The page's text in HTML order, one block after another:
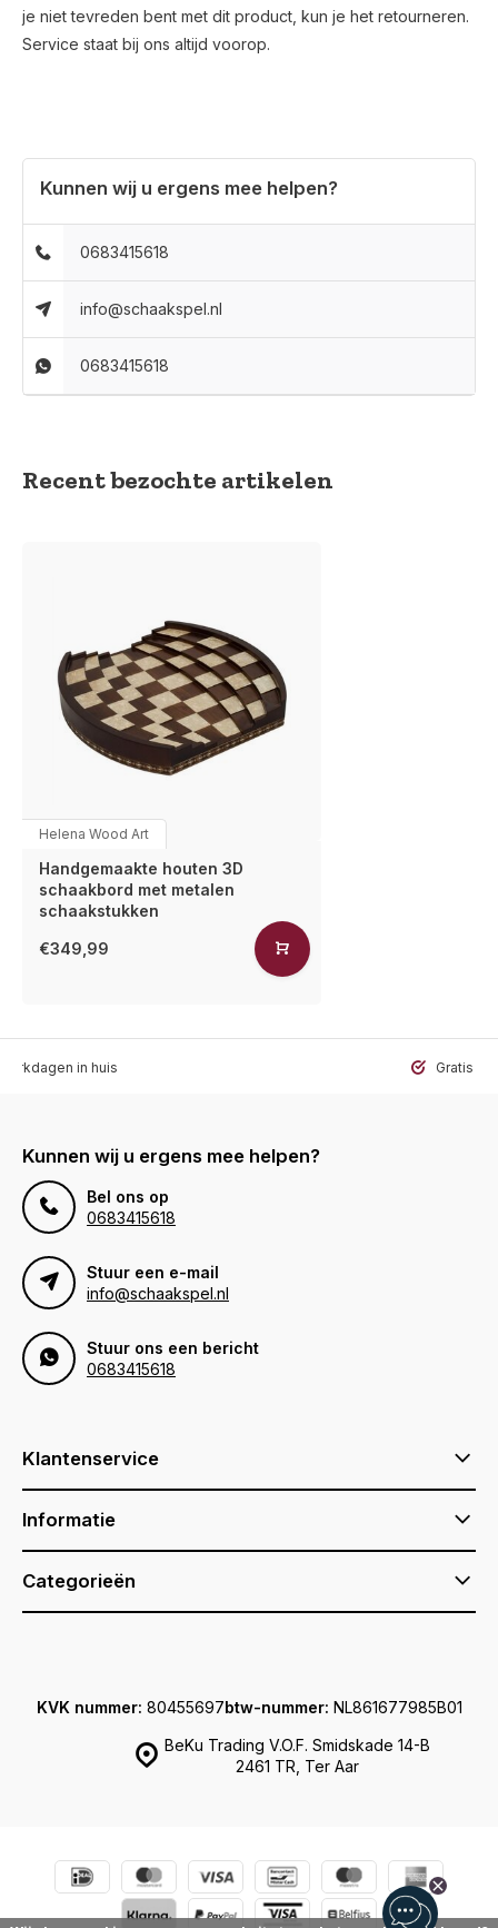
je niet tevreden bent met dit product, kun je het retourneren.
Service staat bij ons altijd voorop.
Kunnen wij u ergens mee helpen?
0683415618
info@schaakspel.nl
0683415618
Recent bezochte artikelen
Helena Wood Art
Handgemaakte houten 3D
schaakbord met metalen
schaakstukken
€349,99
in huis Gratis
Kunnen wij u ergens mee helpen?
Bel ons op
0683415618
Stuur een e-mail
info@schaakspel.nl
Stuur ons een bericht
0683415618
Klantenservice
Informatie
Categorieën
BeKu Trading V.O.F. Smidskade 14-B
2461 TR, Ter Aar
KVK nummer: 80455697btw-nummer: NL861677985B01